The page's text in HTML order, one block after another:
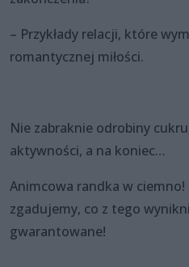
– Przykłady relacji, które
romantycznej miłości.
Nie zabraknie odrobiny
aktywności, a na koniec…
Animcowa randka w
zgadujemy, co z tego
gwarantowane!